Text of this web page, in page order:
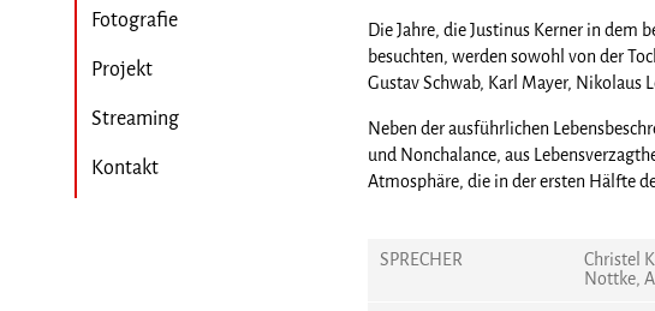
Fotografie
Projekt
Streaming
Kontakt
Die Jahre, die Justinus Kerner in dem
besuchten, werden sowohl von der
Gustav Schwab, Karl Mayer, Nikolaus
Neben der ausführlichen
und Nonchalance, aus
Atmosphäre, die in der ersten Hälfte
SPRECHER
Christel
Nottke,